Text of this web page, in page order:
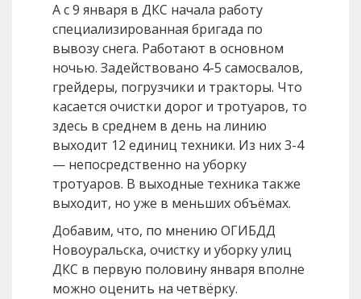
А с 9 января в ДКС начала работу
специализированная бригада по
вывозу снега. Работают в основном
ночью. Задействовано 4-5 самосвалов,
грейдеры, погрузчики и тракторы. Что
касается очистки дорог и тротуаров, то
здесь в среднем в день на линию
выходит 12 единиц техники. Из них 3-4
— непосредственно на уборку
тротуаров. В выходные техника также
выходит, но уже в меньших объёмах.
Добавим, что, по мнению ОГИБДД
Новоуральска, очистку и уборку улиц
ДКС в первую половину января вполне
можно оценить на четвёрку.